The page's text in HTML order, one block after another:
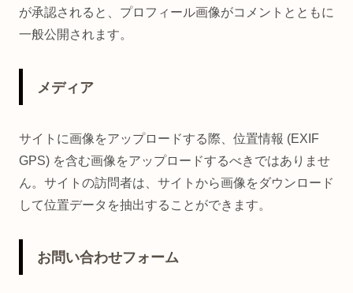
が承認されると、プロフィール画像がコメントとともに
一般公開されます。
メディア
サイトに画像をアップロードする際、位置情報 (EXIF
GPS) を含む画像をアップロードするべきではありませ
ん。サイトの訪問者は、サイトから画像をダウンロード
して位置データを抽出することができます。
お問い合わせフォーム